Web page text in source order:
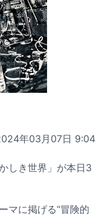
年03月07日 9:04
しき世界」が本日3
マに掲げる“冒険的